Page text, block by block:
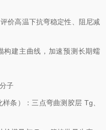
价高温下抗弯稳定性、阻尼减
构建主曲线，加速预测长期蠕
子
条）：三点弯曲测胶层 Tg、